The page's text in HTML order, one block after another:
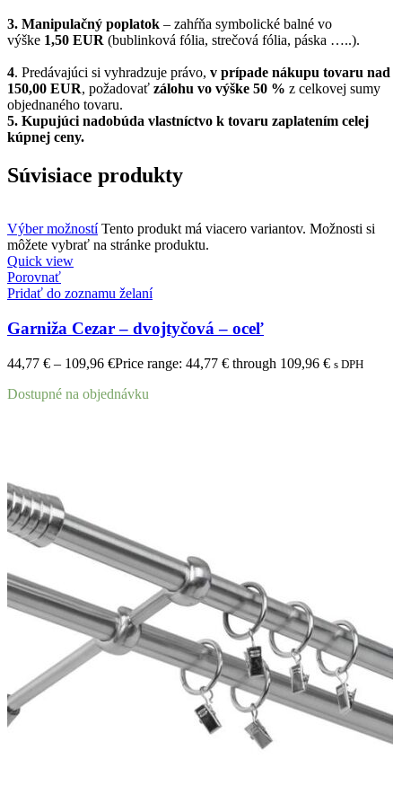
3. Manipulačný poplatok – zahŕňa symbolické balné vo
výške 1,50 EUR (bublinková fólia, strečová fólia, páska …..).
4. Predávajúci si vyhradzuje právo, v prípade nákupu tovaru nad
150,00 EUR, požadovať zálohu vo výške 50 % z celkovej sumy
objednaného tovaru.
5. Kupujúci nadobúda vlastníctvo k tovaru zaplatením celej
kúpnej ceny.
Súvisiace produkty
Výber možností Tento produkt má viacero variantov. Možnosti si
môžete vybrať na stránke produktu.
Quick view
Porovnať
Pridať do zoznamu želaní
Garniža Cezar – dvojtyčová – oceľ
44,77 € – 109,96 €Price range: 44,77 € through 109,96 € s DPH
Dostupné na objednávku